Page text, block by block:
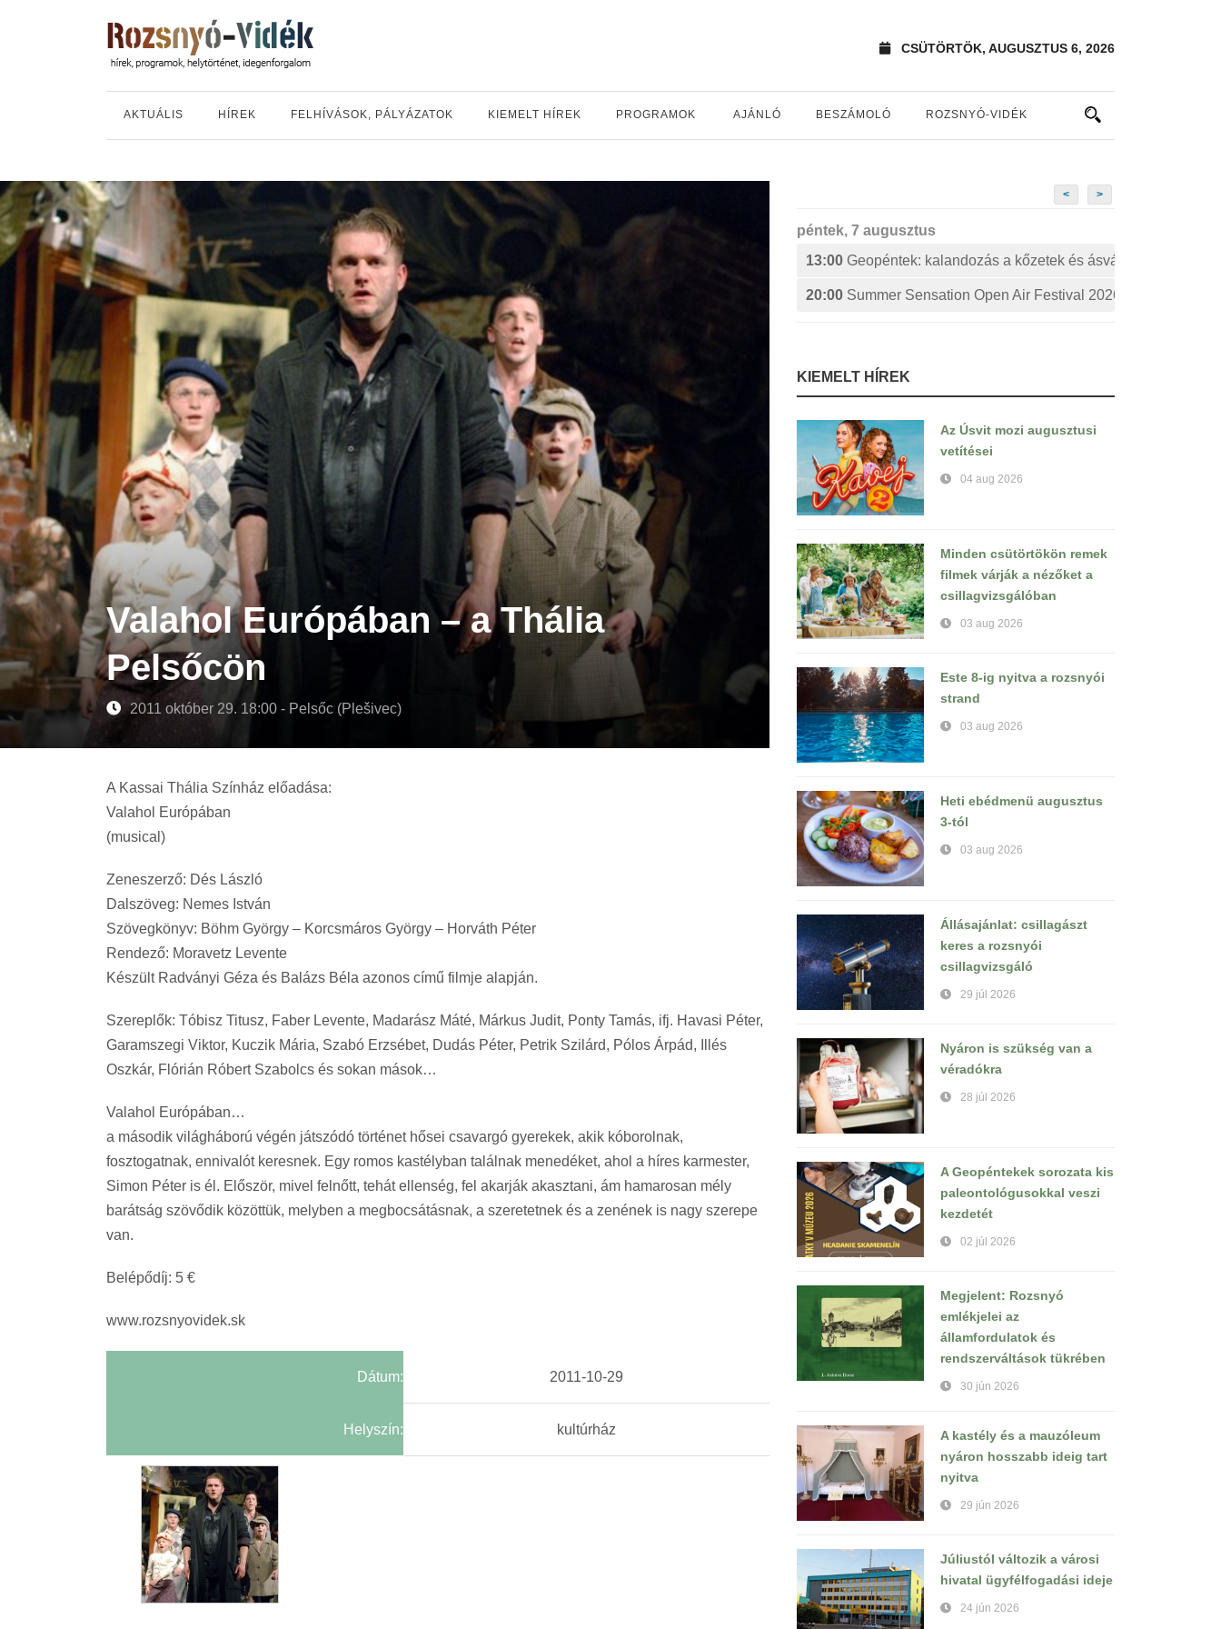
CSÜTÖRTÖK, AUGUSZTUS 6, 2026
AKTUÁLIS HÍREK FELHÍVÁSOK, PÁLYÁZATOK KIEMELT HÍREK PROGRAMOK AJÁNLÓ BESZÁMOLÓ ROZSNYÓ-VIDÉK
Valahol Európában – a Thália
Pelsőcön
2011 október 29. 18:00 - Pelsőc (Plešivec)
A Kassai Thália Színház előadása:
Valahol Európában
(musical)
Zeneszerző: Dés László
Dalszöveg: Nemes István
Szövegkönyv: Böhm György – Korcsmáros György – Horváth Péter
Rendező: Moravetz Levente
Készült Radványi Géza és Balázs Béla azonos című filmje alapján.
Szereplők: Tóbisz Titusz, Faber Levente, Madarász Máté, Márkus Judit, Ponty Tamás, ifj. Havasi Péter,
Garamszegi Viktor, Kuczik Mária, Szabó Erzsébet, Dudás Péter, Petrik Szilárd, Pólos Árpád, Illés
Oszkár, Flórián Róbert Szabolcs és sokan mások…
Valahol Európában…
a második világháború végén játszódó történet hősei csavargó gyerekek, akik kóborolnak,
fosztogatnak, ennivalót keresnek. Egy romos kastélyban találnak menedéket, ahol a híres karmester,
Simon Péter is él. Először, mivel felnőtt, tehát ellenség, fel akarják akasztani, ám hamarosan mély
barátság szövődik közöttük, melyben a megbocsátásnak, a szeretetnek és a zenének is nagy szerepe
van.
Belépődíj: 5 €
www.rozsnyovidek.sk
Dátum: 2011-10-29
Helyszín: kultúrház
< >
péntek, 7 augusztus
13:00 Geopéntek: kalandozás a kőzetek és ásványok izgalmas
20:00 Summer Sensation Open Air Festival 2026:
KIEMELT HÍREK
Az Úsvit mozi augusztusi
vetítései
04 aug 2026
Minden csütörtökön remek
filmek várják a nézőket a
csillagvizsgálóban
03 aug 2026
Este 8-ig nyitva a rozsnyói
strand
03 aug 2026
Heti ebédmenü augusztus
3-tól
03 aug 2026
Állásajánlat: csillagászt
keres a rozsnyói
csillagvizsgáló
29 júl 2026
Nyáron is szükség van a
véradókra
28 júl 2026
A Geopéntekek sorozata kis
paleontológusokkal veszi
kezdetét
02 júl 2026
Megjelent: Rozsnyó
emlékjelei az
államfordulatok és
rendszerváltások tükrében
30 jún 2026
A kastély és a mauzóleum
nyáron hosszabb ideig tart
nyitva
29 jún 2026
Júliustól változik a városi
hivatal ügyfélfogadási ideje
24 jún 2026